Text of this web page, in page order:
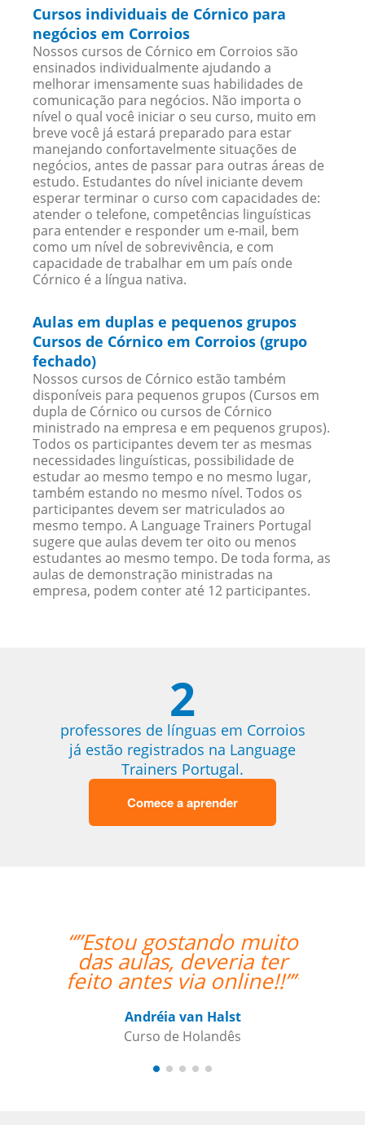
Cursos individuais de Córnico para
negócios em Corroios
Nossos cursos de Córnico em Corroios são
ensinados individualmente ajudando a
melhorar imensamente suas habilidades de
comunicação para negócios. Não importa o
nível o qual você iniciar o seu curso, muito em
breve você já estará preparado para estar
manejando confortavelmente situações de
negócios, antes de passar para outras áreas de
estudo. Estudantes do nível iniciante devem
esperar terminar o curso com capacidades de:
atender o telefone, competências linguísticas
para entender e responder um e-mail, bem
como um nível de sobrevivência, e com
capacidade de trabalhar em um país onde
Córnico é a língua nativa.
Aulas em duplas e pequenos grupos
Cursos de Córnico em Corroios (grupo
fechado)
Nossos cursos de Córnico estão também
disponíveis para pequenos grupos (Cursos em
dupla de Córnico ou cursos de Córnico
ministrado na empresa e em pequenos grupos).
Todos os participantes devem ter as mesmas
necessidades linguísticas, possibilidade de
estudar ao mesmo tempo e no mesmo lugar,
também estando no mesmo nível. Todos os
participantes devem ser matriculados ao
mesmo tempo. A Language Trainers Portugal
sugere que aulas devem ter oito ou menos
estudantes ao mesmo tempo. De toda forma, as
aulas de demonstração ministradas na
empresa, podem conter até 12 participantes.
2
professores de línguas em Corroios
já estão registrados na Language
Trainers Portugal.
Comece a aprender
“”Estou gostando muito
das aulas, deveria ter
feito antes via online!!””
Andréia van Halst
Curso de Holandês
“”A
as